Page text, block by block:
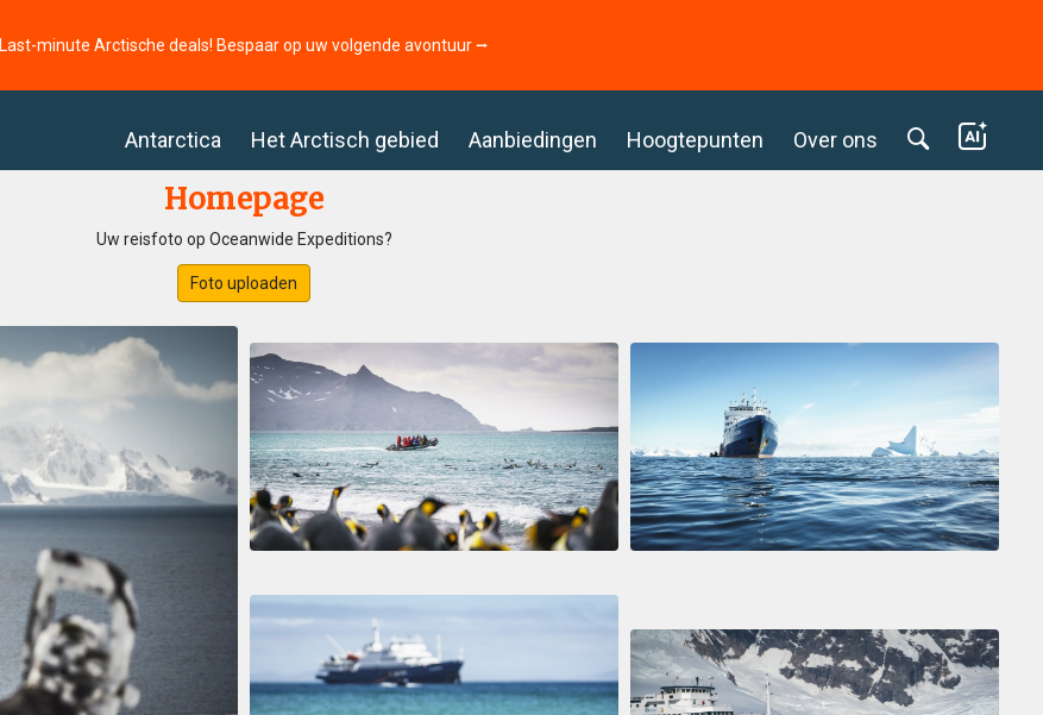
Last-minute Arctische deals! Bespaar op uw volgende avontuur ⭢
Antarctica Het Arctisch gebied Aanbiedingen Hoogtepunten Over ons
Homepage
Uw reisfoto op Oceanwide Expeditions?
Foto uploaden